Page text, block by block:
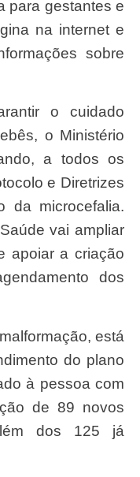
para gestantes e
na internet e
sobre
o cuidado
o Ministério
a todos os
e Diretrizes
da microcefalia.
vai ampliar
apoiar a criação
dos
do plano
à pessoa com
de 89 novos
dos 125 já